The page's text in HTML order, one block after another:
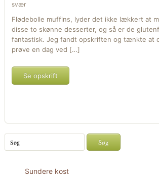
svær
Flødebolle muffins, lyder det ikke lækkert at
disse to skønne desserter, og så er de
fantastisk. Jeg fandt opskriften og tænkte at
prøve en dag ved […]
Se opskrift
Sundere kost